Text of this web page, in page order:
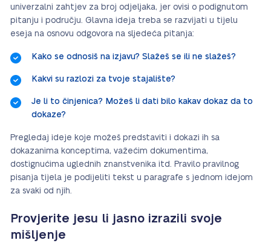
univerzalni zahtjev za broj odjeljaka, jer ovisi o podignutom
pitanju i području. Glavna ideja treba se razvijati u tijelu
eseja na osnovu odgovora na sljedeća pitanja:
Kako se odnosiš na izjavu? Slažeš se ili ne slažeš?
Kakvi su razlozi za tvoje stajalište?
Je li to činjenica? Možeš li dati bilo kakav dokaz da to
dokaze?
Pregledaj ideje koje možeš predstaviti i dokazi ih sa
dokazanima konceptima, važećim dokumentima,
dostignućima uglednih znanstvenika itd. Pravilo pravilnog
pisanja tijela je podijeliti tekst u paragrafe s jednom idejom
za svaki od njih.
Provjerite jesu li jasno izrazili svoje
mišljenje